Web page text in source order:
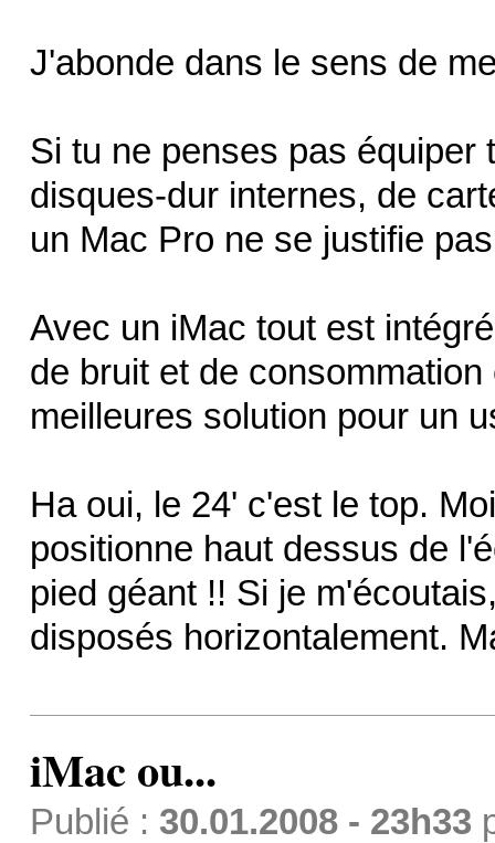
J'abonde dans le sens de
Si tu ne penses pas équiper
disques-dur internes, de
un Mac Pro ne se justifie
Avec un iMac tout est
de bruit et de
meilleures solution pour un
Ha oui, le 24' c'est le top.
positionne haut dessus de
pied géant !! Si je
disposés horizontalement.
iMac ou...
Publié : 30.01.2008 - 23h33